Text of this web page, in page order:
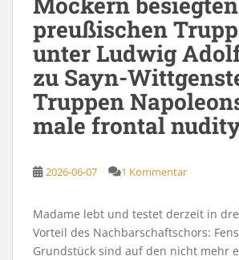
preußischen
unter Ludwig
zu Sayn-
Truppen
male frontal
2026-06-07 1 Kommentar
Madame lebt und testet derzeit in
Vorteil des Nachbarschaftschors:
Grundstück sind auf den nicht mehr